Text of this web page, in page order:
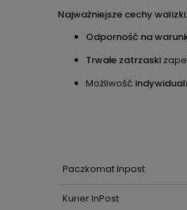
Najważniejsze cechy walizki:
Odporność na
Trwałe zatrzaski
Możliwość
Paczkomat Inpost
Kurier InPost